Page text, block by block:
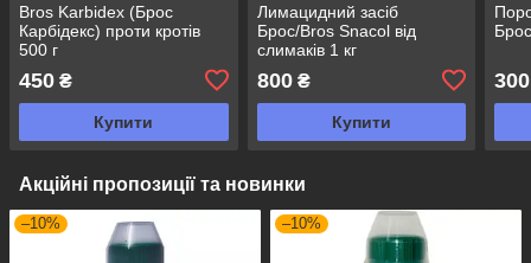
Bros Karbidex (Брос
Карбідекс) проти кротів
500 г
450 ₴
Купити
Лимацидний засіб
Брос/Bros Snacol від
слимаків 1 кг
800₴
Купити
300
Акційні пропозиції та новинки
–10% –10%